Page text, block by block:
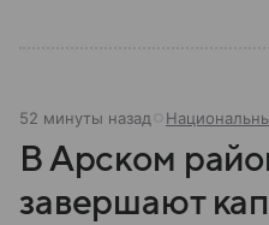
52 минуты назад
В Арском
завершают